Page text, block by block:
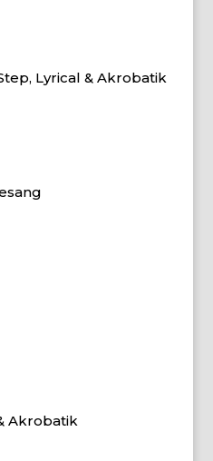
Lyrical & Akrobatik
Akrobatik